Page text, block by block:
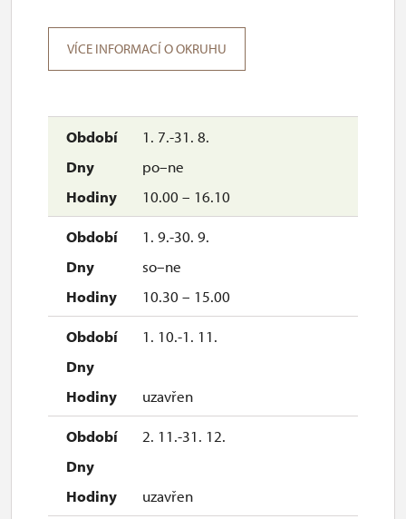
1. 7.-31. 8.
po–ne
10.00 – 16.10
1. 9.-30. 9.
so–ne
10.30 – 15.00
1. 10.-1. 11.
uzavřen
2. 11.-31. 12.
uzavřen
VÍCE INFORMACÍ O OKRUHU